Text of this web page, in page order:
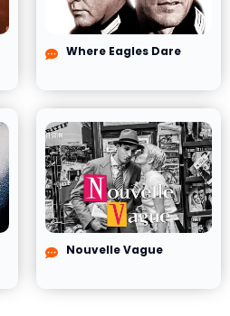
Where Eagles Dare
Nouvelle Vague